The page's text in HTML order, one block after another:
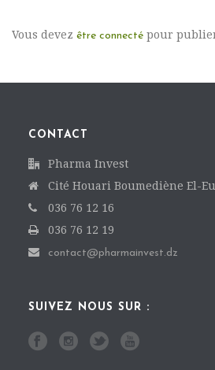
Vous devez être connecté pour
CONTACT
Pharma Invest
Cité Houari Boumediène El-
036 76 12 16
036 76 12 19
contact@pharmainvest.dz
SUIVEZ NOUS SUR :